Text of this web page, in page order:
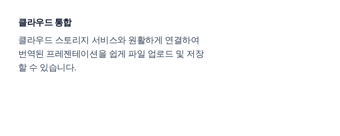
클라우드 통합
클라우드 스토리지 서비스와 원활하게 연결하여
번역된 프레젠테이션을 쉽게 파일 업로드 및 저장
할 수 있습니다.